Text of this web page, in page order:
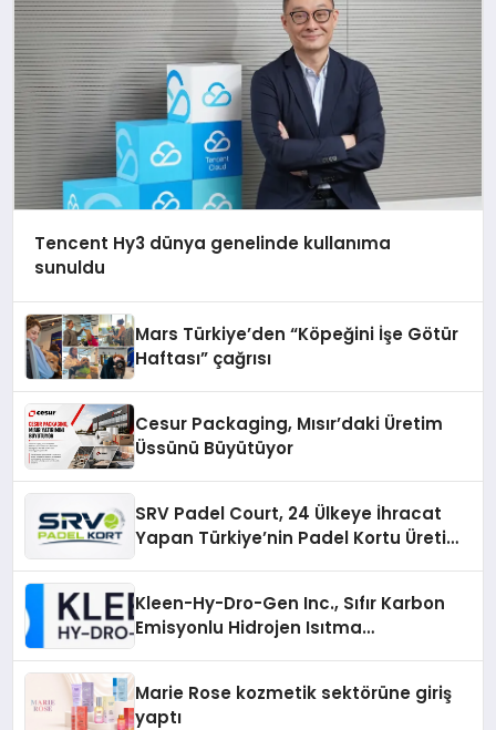
Tencent Hy3 dünya genelinde kullanıma
sunuldu
Mars Türkiye’den “Köpeğini İşe Götür
Haftası” çağrısı
Cesur Packaging, Mısır’daki Üretim
Üssünü Büyütüyor
SRV Padel Court, 24 Ülkeye İhracat
Yapan Türkiye’nin Padel Kortu Üretim
Kleen-Hy-Dro-Gen Inc., Sıfır Karbon
Emisyonlu Hidrojen Isıtma
Marie Rose kozmetik sektörüne giriş
yaptı